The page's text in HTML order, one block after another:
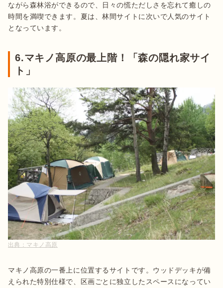
ながら森林浴ができるので、日々の慌ただしさを忘れて癒しの
時間を満喫できます。夏は、林間サイトに次いで人気のサイト
となっています。
6.マキノ高原の最上階！「森の隠れ家サイ
ト」
出典： マキノ高原
マキノ高原の一番上に位置するサイトです。ウッドデッキが備
えられた特別仕様で、区画ごとに独立したスペースになってい